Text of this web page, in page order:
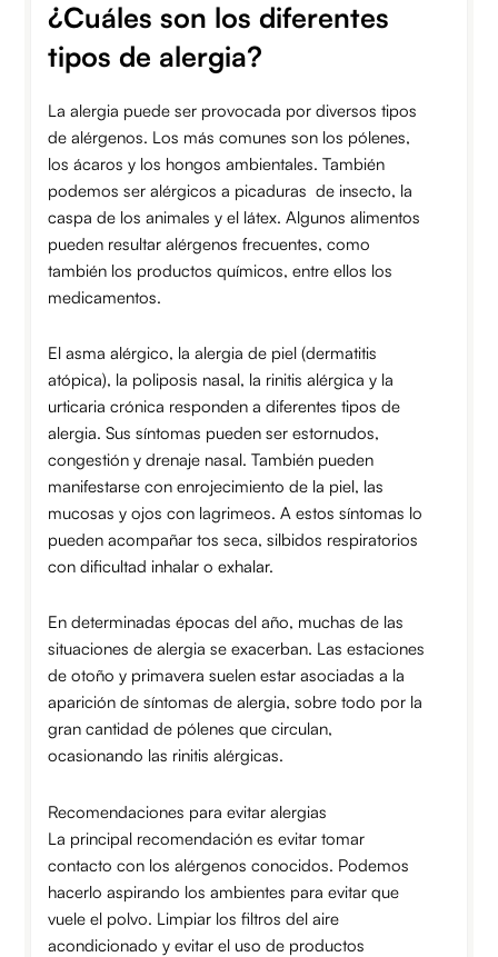
¿Cuáles son los diferentes
tipos de alergia?
La alergia puede ser provocada por diversos tipos
de alérgenos. Los más comunes son los pólenes,
los ácaros y los hongos ambientales. También
podemos ser alérgicos a picaduras de insecto, la
caspa de los animales y el látex. Algunos alimentos
pueden resultar alérgenos frecuentes, como
también los productos químicos, entre ellos los
medicamentos.
El asma alérgico, la alergia de piel (dermatitis
atópica), la poliposis nasal, la rinitis alérgica y la
urticaria crónica responden a diferentes tipos de
alergia. Sus síntomas pueden ser estornudos,
congestión y drenaje nasal. También pueden
manifestarse con enrojecimiento de la piel, las
mucosas y ojos con lagrimeos. A estos síntomas lo
pueden acompañar tos seca, silbidos respiratorios
con dificultad inhalar o exhalar.
En determinadas épocas del año, muchas de las
situaciones de alergia se exacerban. Las estaciones
de otoño y primavera suelen estar asociadas a la
aparición de síntomas de alergia, sobre todo por la
gran cantidad de pólenes que circulan,
ocasionando las rinitis alérgicas.
Recomendaciones para evitar alergias
La principal recomendación es evitar tomar
contacto con los alérgenos conocidos. Podemos
hacerlo aspirando los ambientes para evitar que
vuele el polvo. Limpiar los filtros del aire
acondicionado y evitar el uso de productos